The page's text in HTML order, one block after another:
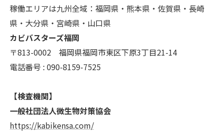
稼働エリアは九州全域：福岡県・熊本県・佐賀県・長崎
県・大分県・宮崎県・山口県
カビバスターズ福岡
〒813-0002 福岡県福岡市東区下原3丁目21-14
電話番号 : 090-8159-7525
【検査機関】
一般社団法人微生物対策協会
https://kabikensa.com/